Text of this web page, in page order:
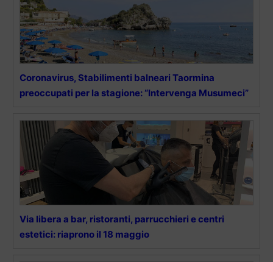
Coronavirus, Stabilimenti balneari Taormina
preoccupati per la stagione: “Intervenga Musumeci”
Via libera a bar, ristoranti, parrucchieri e centri
estetici: riaprono il 18 maggio